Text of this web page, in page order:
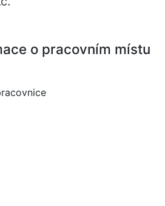
o pracovním místu